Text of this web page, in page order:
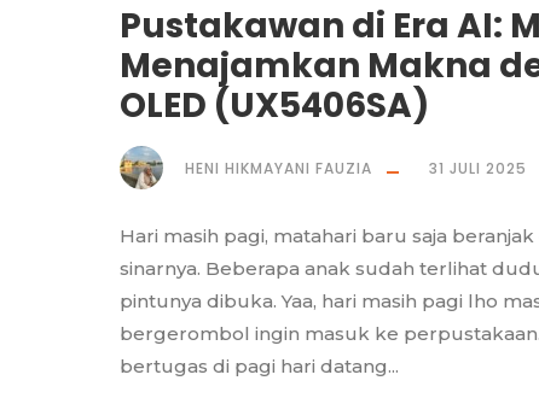
Pustakawan di Era AI:
Menajamkan Makna
OLED (UX5406SA)
HENI HIKMAYANI FAUZIA 31 JULI 2025
Hari masih pagi, matahari baru saja
sinarnya. Beberapa anak sudah terlihat
pintunya dibuka. Yaa, hari masih pagi lho
bergerombol ingin masuk ke
bertugas di pagi hari datang...